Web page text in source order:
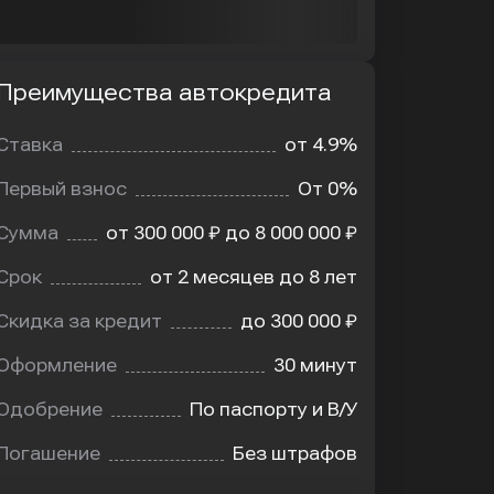
автокредита
от 4.9%
взнос От 0%
от 300 000 ₽ до 8 000 000 ₽
от 2 месяцев до 8 лет
за кредит до 300 000 ₽
30 минут
По паспорту и В/У
Без штрафов